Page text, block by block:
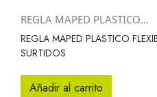
REGLA MAPED PLASTICO...
REGLA MAPED PLASTICO
SURTIDOS
Añadir al carrito